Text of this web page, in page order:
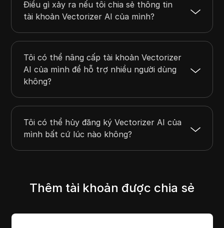
Điều gì xảy ra nếu tôi chia sẻ thông tin
tài khoản Vectorizer AI của mình?
Tôi có thể nâng cấp tài khoản Vectorizer
AI của mình để hỗ trợ nhiều người dùng
không?
Tôi có thể hủy đăng ký Vectorizer AI của
mình bất cứ lúc nào không?
Thêm tài khoản được chia sẻ